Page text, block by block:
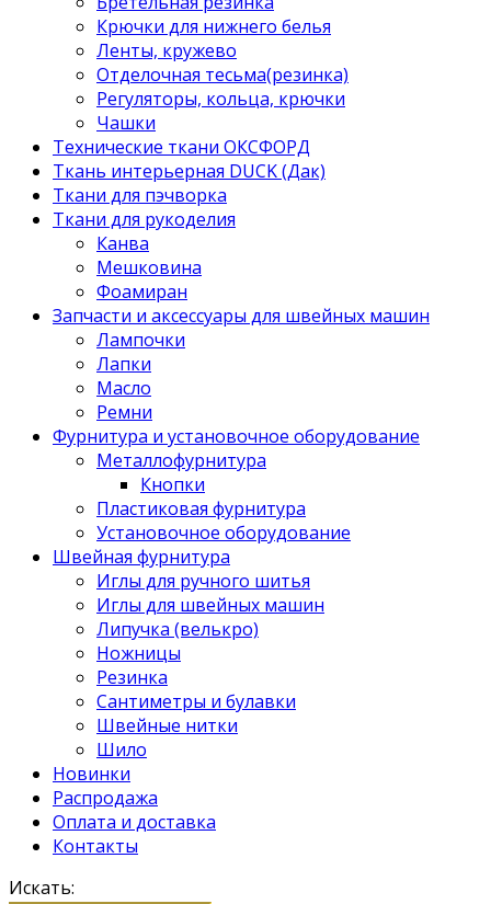
Крючки для нижнего белья
Ленты, кружево
Отделочная тесьма(резинка)
Регуляторы, кольца, крючки
Чашки
Технические ткани ОКСФОРД
Ткань интерьерная DUCK (Дак)
Ткани для пэчворка
Ткани для рукоделия
Канва
Мешковина
Фоамиран
Запчасти и аксессуары для швейных машин
Лампочки
Лапки
Масло
Ремни
Фурнитура и установочное оборудование
Металлофурнитура
Кнопки
Пластиковая фурнитура
Установочное оборудование
Швейная фурнитура
Иглы для ручного шитья
Иглы для швейных машин
Липучка (велькро)
Ножницы
Резинка
Сантиметры и булавки
Швейные нитки
Шило
Новинки
Распродажа
Оплата и доставка
Контакты
Искать: